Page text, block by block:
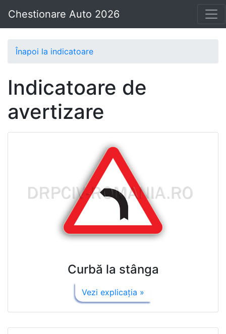
Chestionare Auto 2026
Înapoi la indicatoare
Indicatoare de
avertizare
Curbă la stânga
Vezi explicaţia »